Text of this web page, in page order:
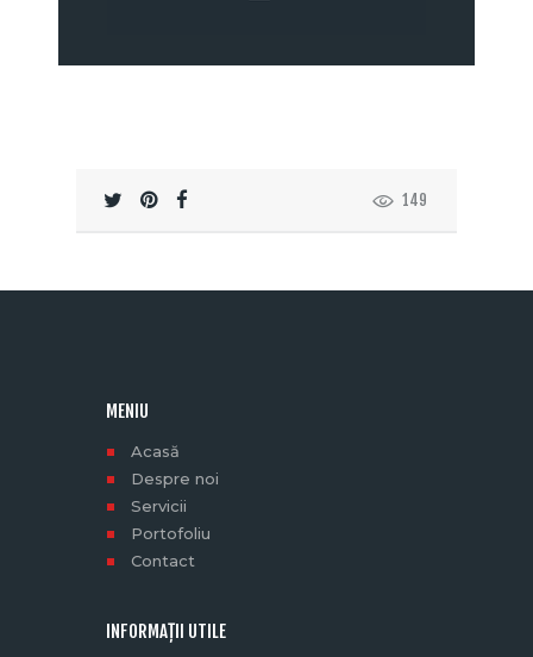
149
MENIU
Acasă
Despre noi
Servicii
Portofoliu
Contact
INFORMAȚII UTILE